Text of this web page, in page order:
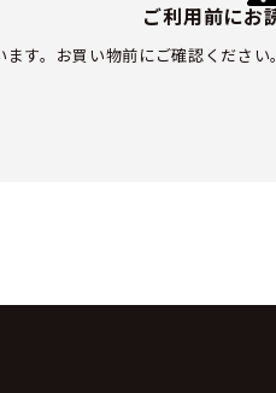
ご利用前にお
す。お買い物前にご確認ください。